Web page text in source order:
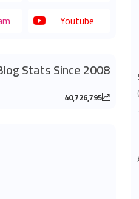
Youtube
Stats Since 2008
40,726,795